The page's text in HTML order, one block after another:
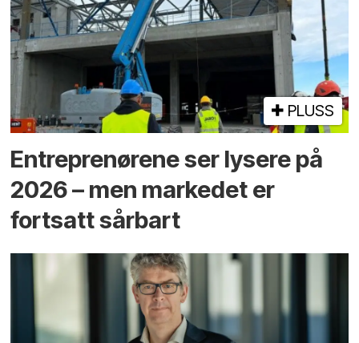
PLUSS
Entreprenørene ser lysere på
2026 – men markedet er
fortsatt sårbart